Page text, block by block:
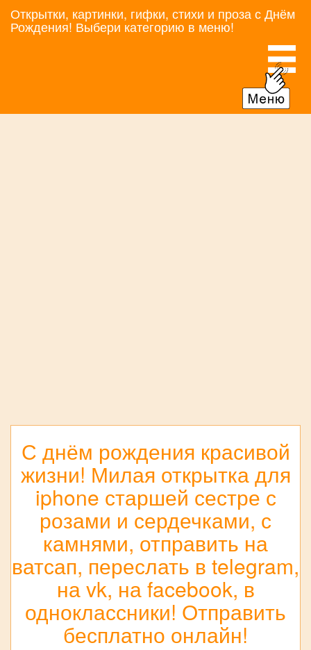
Открытки, картинки, гифки, стихи и проза с Днём
Рождения! Выбери категорию в меню!
С днём рождения красивой
жизни! Милая открытка для
iphone старшей сестре с
розами и сердечками, с
камнями, отправить на
ватсап, переслать в telegram,
на vk, на facebook, в
одноклассники! Отправить
бесплатно онлайн!